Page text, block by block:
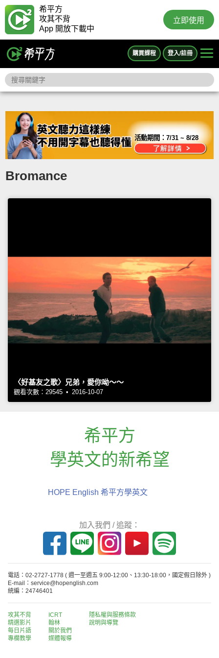
希平方
攻其不背
App 開放下載中
立即使用
購買課程 登入/註冊
活動期間：7/31 ~ 8/28
Bromance
〈好基友之歌〉兄弟，愛你呦～～
觀看次數：29545 • 2016-10-07
希平方
學英文的新希望
HOPE English 希平方學英文
加入我們 / 追蹤：
電話：02-2727-1778 ( 週一至週五 9:00-12:00、13:30-18:00，國定假日除外 )
E-mail：service@hopenglish.com
統編：24746401
攻其不背
精選影片
每日片語
專欄教學
ICRT
翰林
關於我們
媒體報導
隱私權與服務條款
說明與導覽